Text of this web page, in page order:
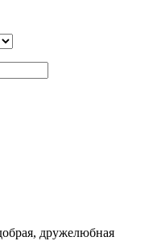
дружелюбная